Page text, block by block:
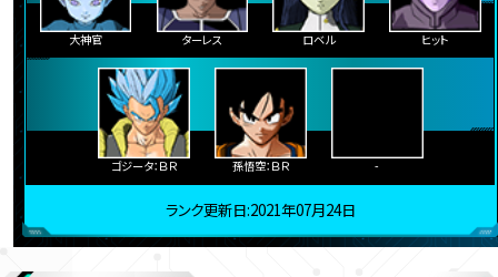
大神官 ターレス ロベル ヒット
ゴジータ：ＢＲ 孫悟空：ＢＲ -
ランク更新日:2021年07月24日